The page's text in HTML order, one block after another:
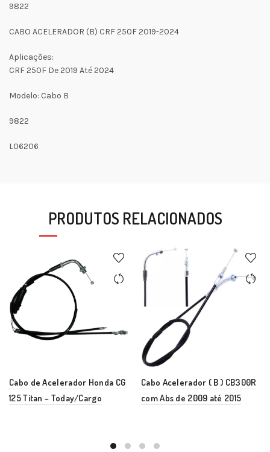
9822
CABO ACELERADOR (B) CRF 250F 2019-2024
Aplicações:
CRF 250F De 2019 Até 2024
Modelo: Cabo B
9822
L06206
PRODUTOS RELACIONADOS
Cabo de Acelerador Honda CG
125 Titan – Today/Cargo
Cabo Acelerador ( B ) CB300R
com Abs de 2009 até 2015